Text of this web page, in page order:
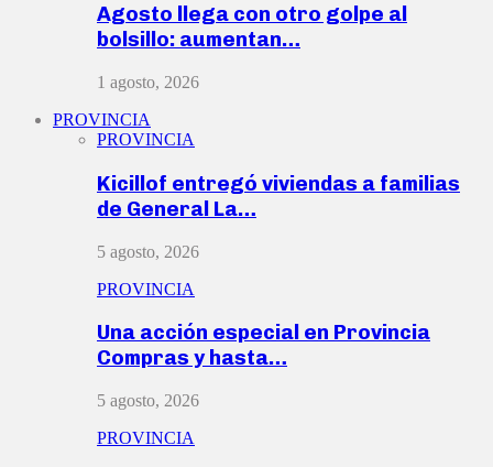
Agosto llega con otro golpe al
bolsillo: aumentan…
1 agosto, 2026
PROVINCIA
PROVINCIA
Kicillof entregó viviendas a familias
de General La…
5 agosto, 2026
PROVINCIA
Una acción especial en Provincia
Compras y hasta…
5 agosto, 2026
PROVINCIA